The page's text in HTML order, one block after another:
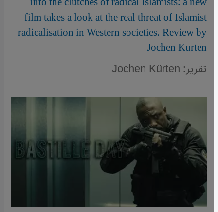
film takes a look at the real threat of Islamist
radicalisation in Western societies. Review by
Jochen Kurten
تقرير: Jochen Kürten